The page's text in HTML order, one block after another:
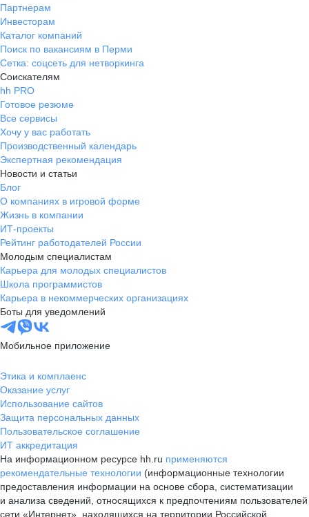
Партнерам
Инвесторам
Каталог компаний
Поиск по вакансиям в Перми
Сетка: соцсеть для нетворкинга
Соискателям
hh PRO
Готовое резюме
Все сервисы
Хочу у вас работать
Производственный календарь
Экспертная рекомендация
Новости и статьи
Блог
О компаниях в игровой форме
Жизнь в компании
ИТ-проекты
Рейтинг работодателей России
Молодым специалистам
Карьера для молодых специалистов
Школа программистов
Карьера в некоммерческих организациях
Боты для уведомлений
Мобильное приложение
Этика и комплаенс
Оказание услуг
Использование сайтов
Защита персональных данных
Пользовательское соглашение
ИТ аккредитация
На информационном ресурсе hh.ru применяются
рекомендательные технологии (информационные технологии
предоставления информации на основе сбора, систематизации
и анализа сведений, относящихся к предпочтениям пользователей
сети «Интернет», находящихся на территории Российской